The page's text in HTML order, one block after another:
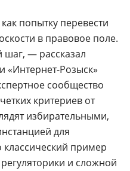
попытку перевести
в правовое поле.
— рассказал
«Интернет-Розыск»
сообщество
критериев от
избирательными,
для
пример
и сложной